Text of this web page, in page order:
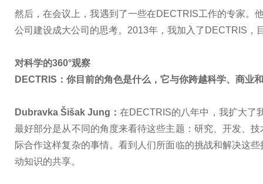
然后，在会议上，我遇到了一些在DECTRIS工作的专家。
公司建设成大公司的思考。2013年，我加入了DECTRIS
对科学的360°观察
DECTRIS：你目前的角色是什么，它与你跨越科学、商业
Dubravka Šišak Jung：在DECTRIS的八年中，我扩大了
最好部分是从不同的角度来看待这些主题：研究、开发、
际合作这样复杂的事情。看到人们所面临的挑战和解决这
动知识的共享。